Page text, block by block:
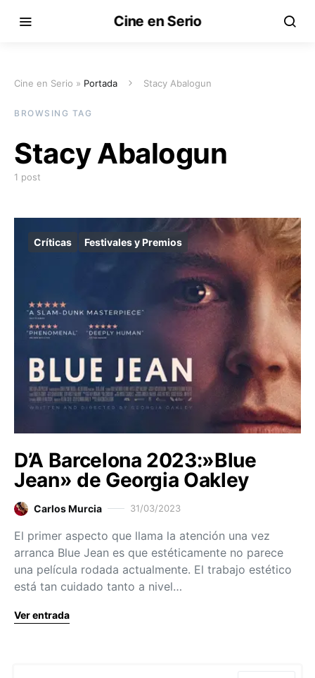
Cine en Serio
Cine en Serio » Portada Stacy Abalogun
BROWSING TAG
Stacy Abalogun
1 post
Críticas Festivales y Premios
D’A Barcelona 2023:»Blue
Jean» de Georgia Oakley
Carlos Murcia 31/03/2023
El primer aspecto que llama la atención una vez
arranca Blue Jean es que estéticamente no parece
una película rodada actualmente. El trabajo estético
está tan cuidado tanto a nivel…
Ver entrada